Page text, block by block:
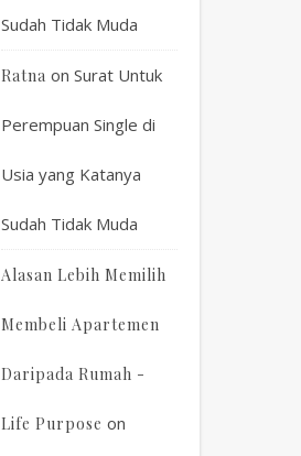
Sudah Tidak Muda
Ratna on Surat Untuk
Perempuan Single di
Usia yang Katanya
Sudah Tidak Muda
Alasan Lebih Memilih
Membeli Apartemen
Daripada Rumah -
Life Purpose on